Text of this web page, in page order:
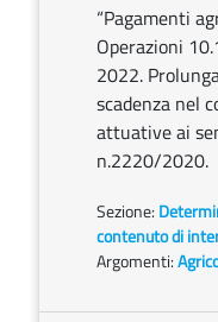
“Pagamenti
Operazioni
2022.
scadenza nel
attuative ai
n.2220/2020.
Sezione:
contenuto di
Argomenti: